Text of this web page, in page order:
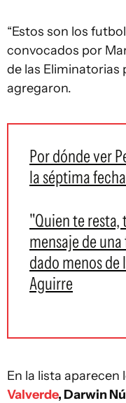
“Estos son los
convocados por
de las Eliminatorias
agregaron.
Por dónde ver
la séptima
"Quien te
mensaje de
dado menos de
Aguirre
En la lista aparecen
Valverde, Darwin